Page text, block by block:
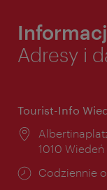
Adresy i
Tourist-Info
Miejsce:
1010 Wiedeń
Godziny
Codziennie